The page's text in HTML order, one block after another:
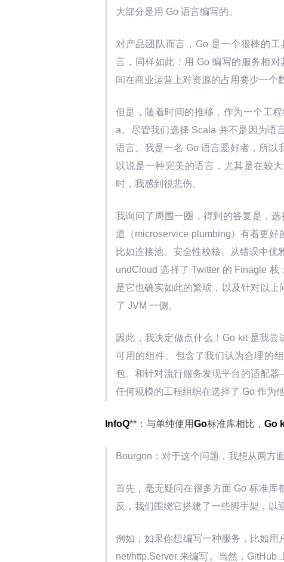
大部分是用 Go 语言编写的。
对产品团队而言，Go 是一个很棒的
言，同样如此：用 Go 编写的服务相
间在商业运营上对资源的占用要少一个
但是，随着时间的推移，作为一个工
a。尽管我们选择 Scala 并不是因为语
语言。我是一名 Go 语言爱好者，所
以说是一种完美的语言，尤其是在较
时，我感到很悲伤。
我询问了周围一圈，得到的答复是，
道（microservice plumbing）有着更好
比如连接池、安全性校核、从错误中
undCloud 选择了 Twitter 的 Finagle
是它也确实如此的繁琐，以及针对以
了 JVM 一侧。
因此，我决定做点什么！Go kit 是我
可用的组件。包含了我们认为合理的
包、和针对流行服务发现平台的适配
任何规模的工程组织在选择了 Go 作为
InfoQ**：与单纯使用Go标准库相比， Go
Bourgon：对于这个问题，我想从两方
首先，毫无疑问在很多方面 Go 标准库
反，我们围绕它搭建了一些脚手架，以
例如，如果你想编写一种服务，比如
net/http.Server 来编写。当然，GitHub